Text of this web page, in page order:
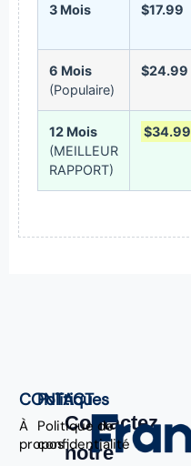
3 Mois $17.99
6 Mois
(Populaire)
$24.99
12 Mois
(MEILLEUR
RAPPORT)
$34.99
CONTACT
À
propos
Politiques
Politique de
confidentialité
Contactez
notre